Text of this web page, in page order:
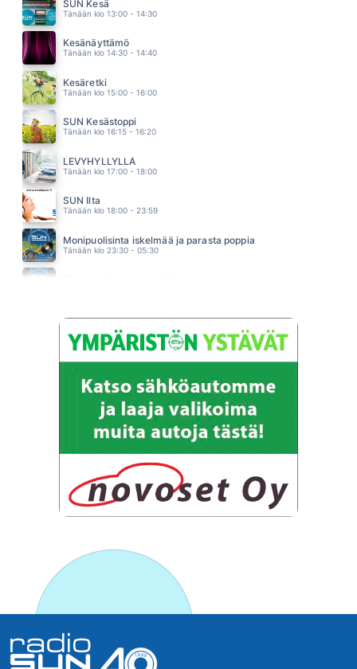
BACKSTREET BOYS
04.52
PORTION BOYS
04.49
JUHA TAPIO
04.45
SUN Kesä
Tänään klo 13:00 - 14:30
Kesänäyttämö
Tänään klo 14:30 - 14:40
Kesäretki
Tänään klo 15:00 - 16:00
SUN Kesästoppi
Tänään klo 16:15 - 16:20
LEVYHYLLYLLÄ
Tänään klo 17:00 - 18:00
SUN Ilta
Tänään klo 18:00 - 23:59
Monipuolisinta iskelmää ja parasta poppia
Tänään klo 23:30 - 05:30